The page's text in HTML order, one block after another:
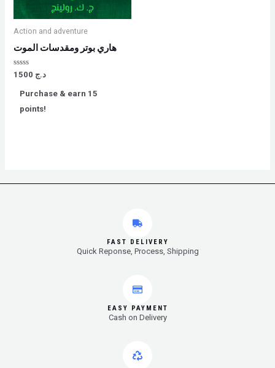
Action and adventure
هاري بوتر ومقدسات الموت
Rated
of
د.ج
Purchase & earn 15
points!
FAST DELIVERY
Quick Reponse, Process, Shipping
EASY PAYMENT
Cash on Delivery